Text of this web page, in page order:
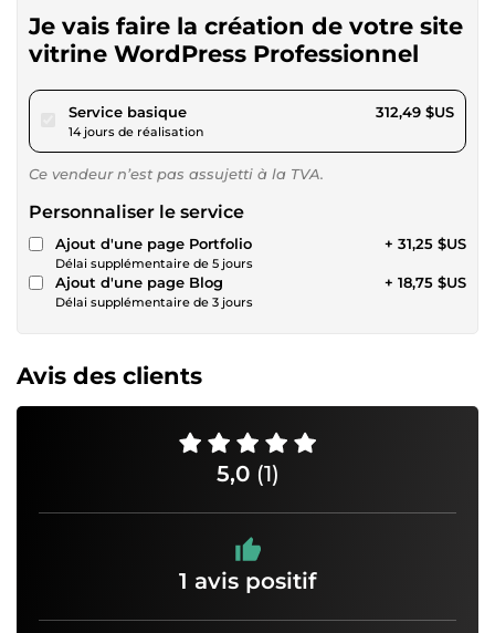
Je vais faire la création de votre site
vitrine WordPress Professionnel
Service basiquepour 288,01 $US
14 jours de réalisation
312,49 $US
Ce vendeur n’est pas assujetti à la TVA.
Personnaliser le service
Ajout d'une page Portfolio
Délai supplémentaire de 5 jours
+ 31,25 $US
Ajout d'une page Blog
Délai supplémentaire de 3 jours
+ 18,75 $US
Avis des clients
5,0 (1)
1 avis positif